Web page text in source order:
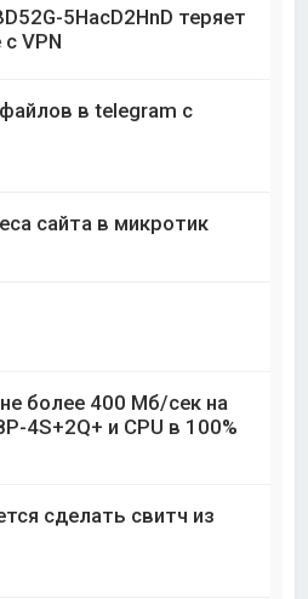
5HacD2HnD теряет
VPN
в telegram с
сайта в микротик
более 400 Мб/cек на
4S+2Q+ и CPU в 100%
сделать свитч из